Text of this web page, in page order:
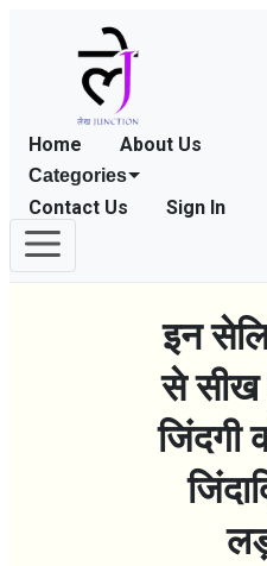
Home About Us
Categories
Contact Us Sign In
इन
से
जिंदगी